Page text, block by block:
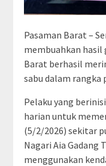
Pasaman Barat –
membuahkan hasil
Barat berhasil
sabu dalam rangka
Pelaku yang
harian untuk
(5/2/2026) sekitar
Nagari Aia Gadang
menggunakan